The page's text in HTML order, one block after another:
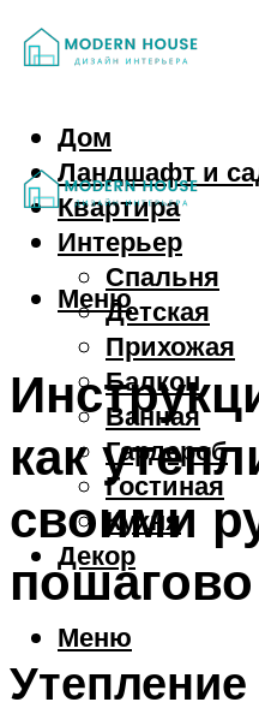
Дом
Ландшафт и
Квартира
Интерьер
Спальня
Детская
Прихожая
Балкон
Ванная
Гардероб
Гостиная
Кухня
Декор
Меню
Меню
как
своими
пошагово